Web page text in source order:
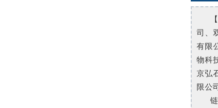
司、
有限
物科
京弘
限公